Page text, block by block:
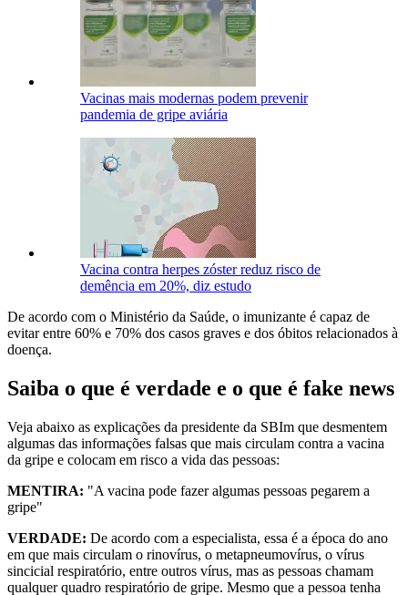
Vacinas mais modernas podem prevenir
pandemia de gripe aviária
Vacina contra herpes zóster reduz risco de
demência em 20%, diz estudo
De acordo com o Ministério da Saúde, o imunizante é capaz de
evitar entre 60% e 70% dos casos graves e dos óbitos relacionados à
doença.
Saiba o que é verdade e o que é fake news
Veja abaixo as explicações da presidente da SBIm que desmentem
algumas das informações falsas que mais circulam contra a vacina
da gripe e colocam em risco a vida das pessoas:
MENTIRA: "A vacina pode fazer algumas pessoas pegarem a
gripe"
VERDADE: De acordo com a especialista, essa é a época do ano
em que mais circulam o rinovírus, o metapneumovírus, o vírus
sincicial respiratório, entre outros vírus, mas as pessoas chamam
qualquer quadro respiratório de gripe. Mesmo que a pessoa tenha